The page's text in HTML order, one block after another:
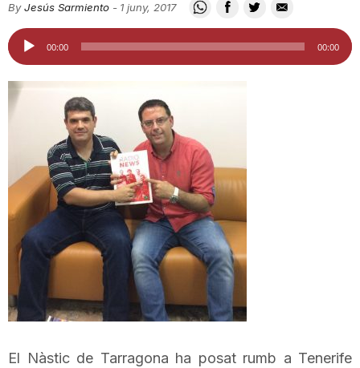
a
t
By Jesús Sarmiento - 1 juny, 2017
Reproductor
d'àudio
00:00 00:00
El Nàstic de Tarragona ha posat rumb a Tenerife